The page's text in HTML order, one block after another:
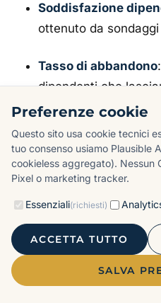
Soddisfazione
ottenuto da
Tasso di abbandono
dipendenti che
KPI esempi pratici
marketing
Visite mensili al sito
Post pubblicati :
blog ogni settimana/
MQL (Marketing
Preferenze cookie
Questo sito usa cookie tecnici
tuo consenso usiamo Plausible
cookieless aggregato). Nessun
Pixel o marketing tracker.
Essenziali(richiesti)
ACCETTA TUTTO
SALVA